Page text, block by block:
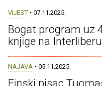
VIJEST • 07.11.2025.
Bogat program uz
knjige na Interliberu
NAJAVA • 05.11.2025.
Finski pisac